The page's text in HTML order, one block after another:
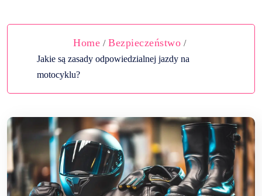
Home / Bezpieczeństwo /
Jakie są zasady odpowiedzialnej jazdy na
motocyklu?